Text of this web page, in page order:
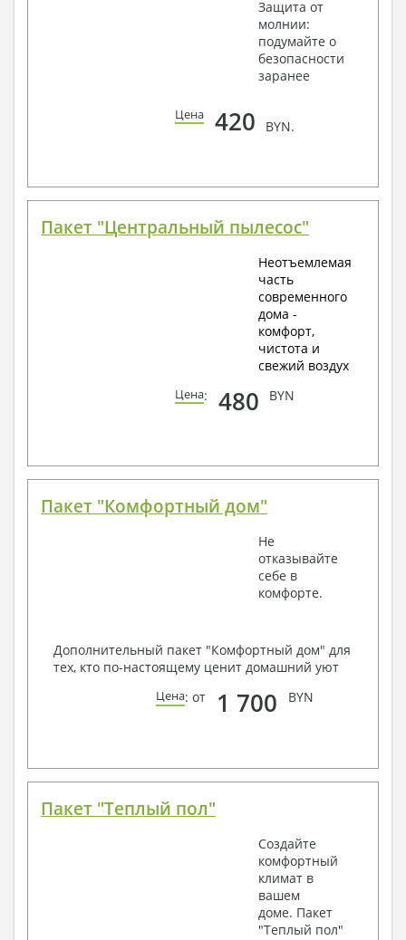
Защита от
молнии:
подумайте о
безопасности
заранее
Цена 420 BYN.
Пакет "Центральный пылесос"
Неотъемлемая
часть
современного
дома -
комфорт,
чистота и
свежий воздух
Цена: 480 BYN
Пакет "Комфортный дом"
Не
отказывайте
себе в
комфорте.
Дополнительный пакет "Комфортный дом" для
тех, кто по-настоящему ценит домашний уют
Цена: от 1 700 BYN
Пакет "Теплый пол"
Создайте
комфортный
климат в
вашем
доме. Пакет
"Теплый пол"